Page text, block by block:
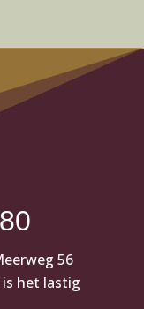
56
is het lastig